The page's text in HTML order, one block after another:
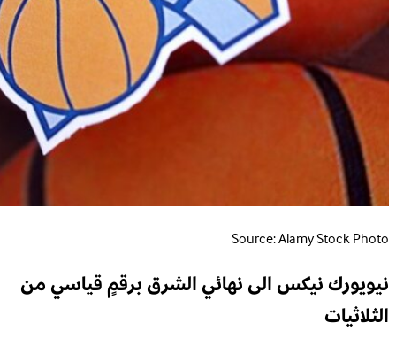
Source: Alamy Stock Photo
نيويورك نيكس الى نهائي الشرق برقمٍ قياسي من
الثلاثيات